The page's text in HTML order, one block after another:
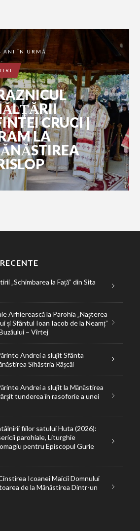
ANI ÎN URMĂ
CRUCI |
LA
„Schimbarea la Față” din Sita
Arhierească la Parohia „Nașterea
și Sfântul Ioan Iacob de la Neamț”
– Vîrtej
Andrei a slujit Sfânta
Sihăstria Râșcăi
Andrei a slujit la Mănăstirea
tunderea în rasoforie a unei
fiilor satului Huta (2026):
parohiale, Liturghie
pentru Episcopul Gurie
Icoanei Maicii Domnului
de la Mănăstirea Dintr-un